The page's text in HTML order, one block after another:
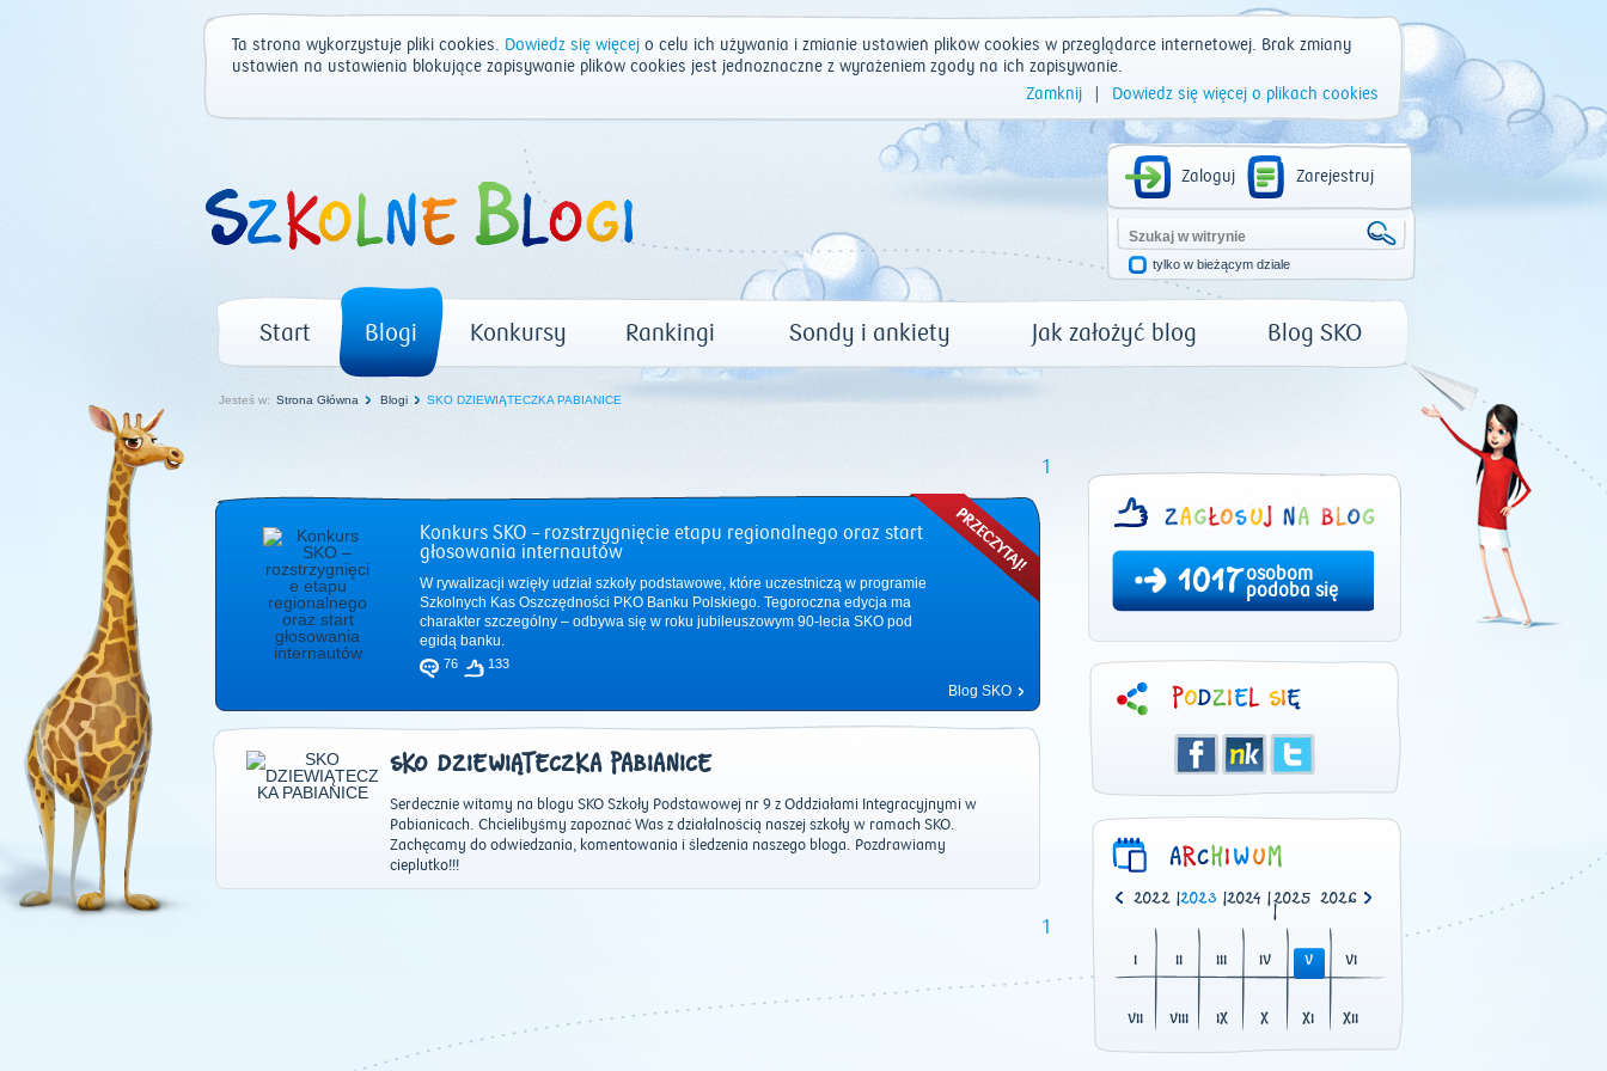
Ta strona wykorzystuje pliki cookies. Dowiedz się więcejo celu ich używania i zmianie ustawień plików cookies w przeglądarce internetowej. Brak zmiany
ustawień na ustawienia blokujące zapisywanie plików cookies jest jednoznaczne z wyrażeniem zgody na ich zapisywanie.
Zamknij
Dowiedz się więcej o plikach cookies
Zaloguj Zarejestruj
tylko w bieżącym dziale
Start Blogi Konkursy Rankingi Sondy i ankiety Jak założyć blog Blog SKO
Jesteś w: Strona Główna Blogi SKO DZIEWIĄTECZKA PABIANICE
1
Konkurs SKO – rozstrzygnięcie etapu regionalnego oraz start
głosowania internautów
W rywalizacji wzięły udział szkoły podstawowe, które uczestniczą w programie
Szkolnych Kas Oszczędności PKO Banku Polskiego. Tegoroczna edycja ma
charakter szczególny – odbywa się w roku jubileuszowym 90-lecia SKO pod
egidą banku.
76 133
Blog SKO
SKO DZIEWIĄTECZKA PABIANICE
Serdecznie witamy na blogu SKO Szkoły Podstawowej nr 9 z Oddziałami Integracyjnymi w
Pabianicach. Chcielibyśmy zapoznać Was z działalnością naszej szkoły w ramach SKO.
Zachęcamy do odwiedzania, komentowania i śledzenia naszego bloga. Pozdrawiamy
cieplutko!!!
1
1017osobom
podoba się
2021| 2022|2023 |2024 |2025
|
2026
I II III IV V VI
VII VIII IX X XI XII